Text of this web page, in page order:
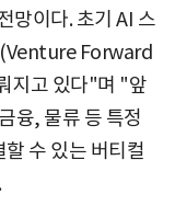
망이다. 초기 AI 스
(Venture Forward
지고 있다"며 "앞
융, 물류 등 특정
수 있는 버티컬